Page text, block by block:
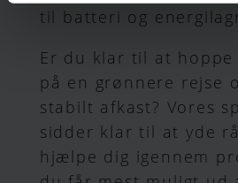
til batteri og
Er du klar til at hoppe
på en grønnere rejse
stabilt afkast? Vores
sidder klar til at yde
hjælpe dig igennem